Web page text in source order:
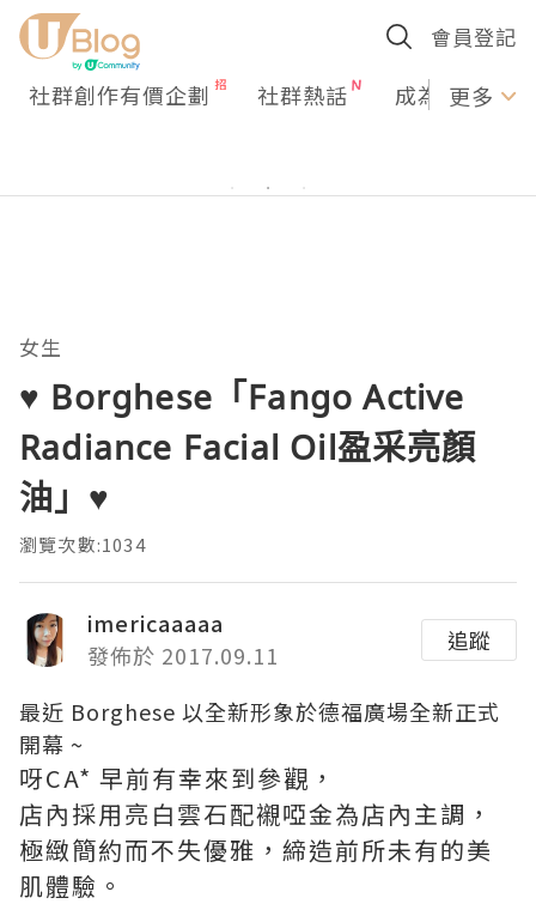
會員登記
社群創作有價企劃 社群熱話 成為U更多
女生
♥ Borghese「Fango Active
Radiance Facial Oil盈采亮顏
油」♥
瀏覽次數:1034
imericaaaaa
發佈於 2017.09.11
追蹤
最近 Borghese 以全新形象於德福廣場全新正式
開幕 ~
呀CA* 早前有幸來到參觀，
店內採用亮白雲石配襯啞金為店內主調，
極緻簡約而不失優雅，締造前所未有的美
肌體驗。